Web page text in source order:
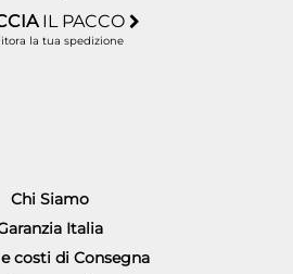
IL PACCO
la tua spedizione
Chi Siamo
Italia
costi di Consegna